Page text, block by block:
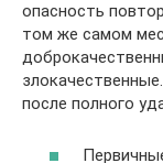
опасность
том же самом
после полного